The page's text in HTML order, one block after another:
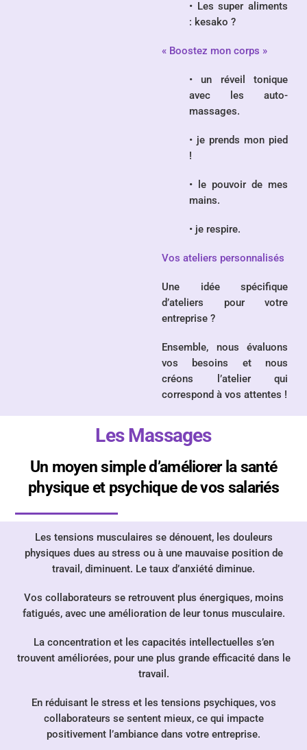
• Les super aliments
: kesako ?
« Boostez mon corps »
• un réveil tonique
avec les auto-
massages.
• je prends mon pied
!
• le pouvoir de mes
mains.
• je respire.
Vos ateliers personnalisés
Une idée spécifique
d’ateliers pour votre
entreprise ?
Ensemble, nous évaluons
vos besoins et nous
créons l’atelier qui
correspond à vos attentes !
Les Massages
Un moyen simple d’améliorer la santé
physique et psychique de vos salariés
Les tensions musculaires se dénouent, les douleurs
physiques dues au stress ou à une mauvaise position de
travail, diminuent. Le taux d’anxiété diminue.
Vos collaborateurs se retrouvent plus énergiques, moins
fatigués, avec une amélioration de leur tonus musculaire.
La concentration et les capacités intellectuelles s’en
trouvent améliorées,pour une plus grande efficacité dans le
travail.
En réduisant le stress et les tensions psychiques, vos
collaborateurs se sentent mieux, ce qui impacte
positivement l’ambiance dans votre entreprise.